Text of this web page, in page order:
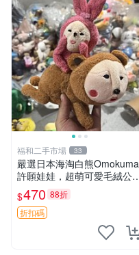
福和二手市場 33
嚴選日本海淘白熊Omokuma
許願娃娃，超萌可愛毛絨公
推薦收藏 白熊 Omokuma 毛
絨玩具 偽裝娃娃 玩具擺飾
$470 88折
折扣碼